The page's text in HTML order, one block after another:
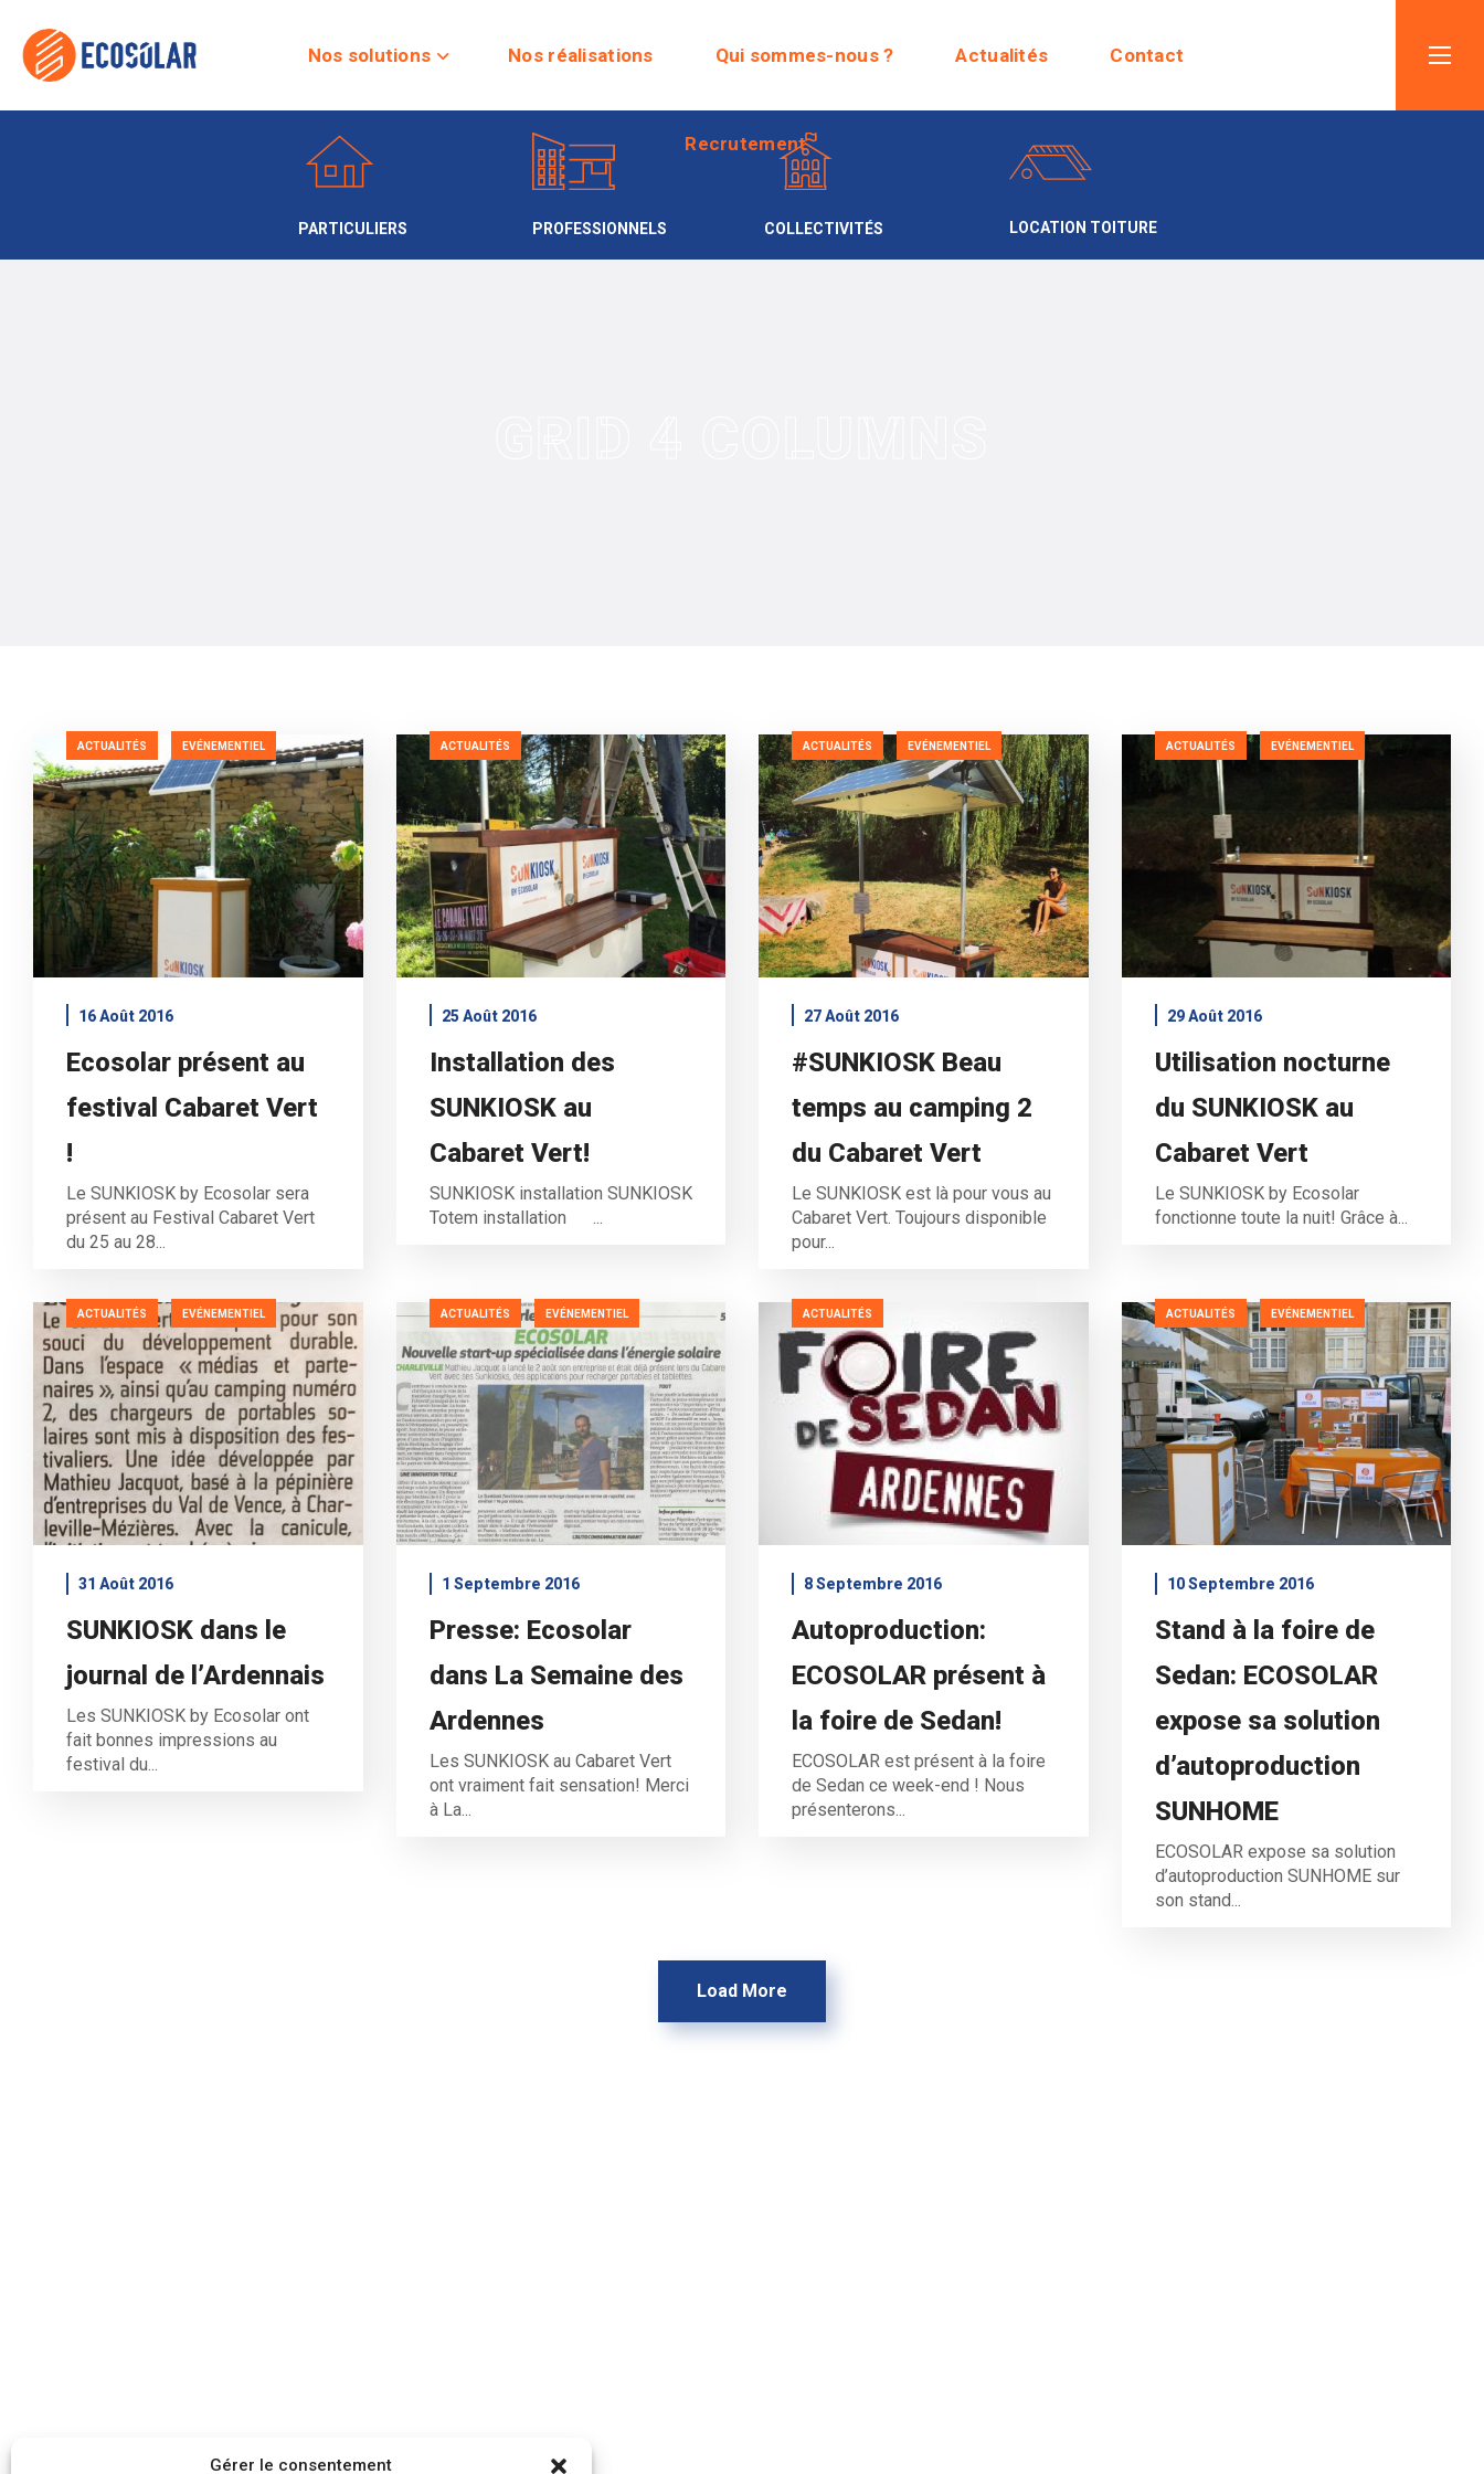
Gérer le consentement
Nos solutions Nos réalisations Qui sommes-nous ? Actualités Contact
Recrutement
PARTICULIERS PROFESSIONNELS COLLECTIVITÉS LOCATION TOITURE
ACTUALITÉS EVÉNEMENTIEL
16 Août 2016
Ecosolar présent au
festival Cabaret Vert
!
Le SUNKIOSK by Ecosolar sera
présent au Festival Cabaret Vert
du 25 au 28...
ACTUALITÉS
25 Août 2016
Installation des
SUNKIOSK au
Cabaret Vert!
SUNKIOSK installation SUNKIOSK
Totem installation ...
ACTUALITÉS EVÉNEMENTIEL
27 Août 2016
#SUNKIOSK Beau
temps au camping 2
du Cabaret Vert
Le SUNKIOSK est là pour vous au
Cabaret Vert. Toujours disponible
pour...
ACTUALITÉS EVÉNEMENTIEL
29 Août 2016
Utilisation nocturne
du SUNKIOSK au
Cabaret Vert
Le SUNKIOSK by Ecosolar
fonctionne toute la nuit! Grâce à...
ACTUALITÉS EVÉNEMENTIEL
31 Août 2016
SUNKIOSK dans le
journal de l’Ardennais
Les SUNKIOSK by Ecosolar ont
fait bonnes impressions au
festival du...
ACTUALITÉS EVÉNEMENTIEL
1 Septembre 2016
Presse: Ecosolar
dans La Semaine des
Ardennes
Les SUNKIOSK au Cabaret Vert
ont vraiment fait sensation! Merci
à La...
ACTUALITÉS
8 Septembre 2016
Autoproduction:
ECOSOLAR présent à
la foire de Sedan!
ECOSOLAR est présent à la foire
de Sedan ce week-end ! Nous
présenterons...
ACTUALITÉS EVÉNEMENTIEL
10 Septembre 2016
Stand à la foire de
Sedan: ECOSOLAR
expose sa solution
d’autoproduction
SUNHOME
ECOSOLAR expose sa solution
d’autoproduction SUNHOME sur
son stand...
Load More